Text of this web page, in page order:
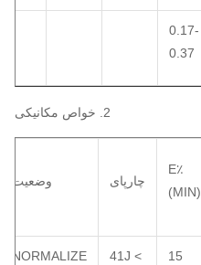
0.17-
0.37
2. خواص مکانیکی
E٪
(MIN)
چارپای وضعیت
15
> 41J
NORMALIZE